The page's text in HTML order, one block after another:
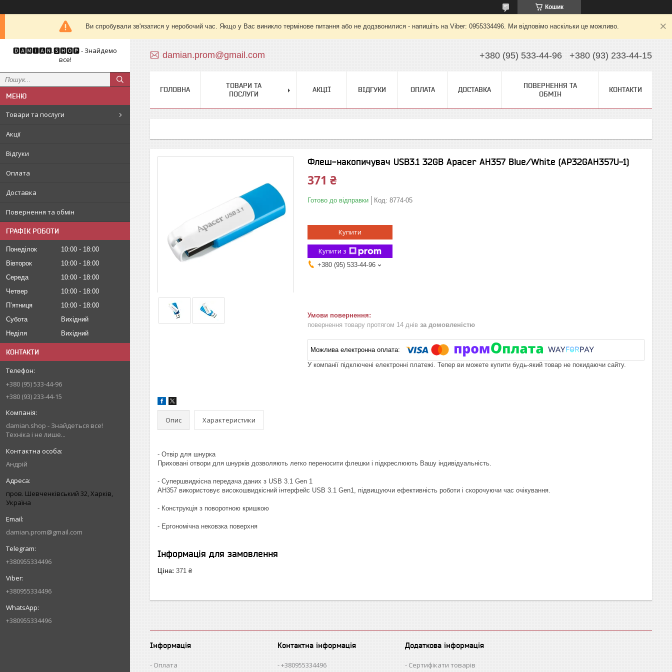
Кошик
Ви спробували зв'язатися у неробочий час. Якщо у Вас виникло термінове питання або не додзвонилися - напишіть на Viber: 0955334496. Ми відповімо наскільки це можливо.
🅳🅰🅼🅸🅰🅽.🆂🅷🅾🅿 - Знайдемо
все!
Товари та послуги
Акції
Відгуки
Оплата
Доставка
Повернення та обмін
ГРАФІК РОБОТИ
Понеділок 10:00
18:00
Вівторок
10:00
18:00
Середа
10:00
18:00
Четвер
10:00
18:00
Пʼятниця
10:00
18:00
Субота
Вихідний
Неділя
Вихідний
КОНТАКТИ
+380 (95) 533-44-96
+380 (93) 233-44-15
damian.shop - Знайдеться все!
Техніка і не лише...
Андрій
пров. Шевченківський 32, Харків,
Україна
damian.prom@gmail.com
+380955334496
+380955334496
+380955334496
damian.prom@gmail.com +380 (95) 533-44-96 +380 (93) 233-44-15
ГОЛОВНА
ТОВАРИ ТА
ПОСЛУГИ
АКЦІЇ ВІДГУКИ ОПЛАТА ДОСТАВКА
ПОВЕРНЕННЯ ТА
ОБМІН
КОНТАКТИ
Флеш-накопичувач USB3.1 32GB Apacer AH357 Blue/White (AP32GAH357U-1)
371 ₴
Готово до відправки Код: 8774-05
Купити
Купити з
+380 (95) 533-44-96
повернення товару протягом 14 днів за домовленістю
У компанії підключені електронні платежі. Тепер ви можете купити будь-який товар не покидаючи сайту.
Опис Характеристики
- Отвір для шнурка
Приховані отвори для шнурків дозволяють легко переносити флешки і підкреслюють Вашу індивідуальність.
- Супершвидкісна передача даних з USB 3.1 Gen 1
AH357 використовує високошвидкісний інтерфейс USB 3.1 Gen1, підвищуючи ефективність роботи і скорочуючи час очікування.
- Конструкція з поворотною кришкою
- Ергономічна нековзка поверхня
Інформація для замовлення
Ціна: 371 ₴
Інформація
Оплата
Контактна інформація
+380955334496
Додаткова інформація
Сертифікати товарів